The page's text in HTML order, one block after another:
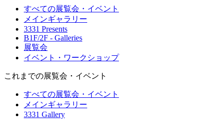
すべての展覧会・イベント
メインギャラリー
3331 Presents
B1F/2F - Galleries
展覧会
イベント・ワークショップ
これまでの展覧会・イベント
すべての展覧会・イベント
メインギャラリー
3331 Gallery